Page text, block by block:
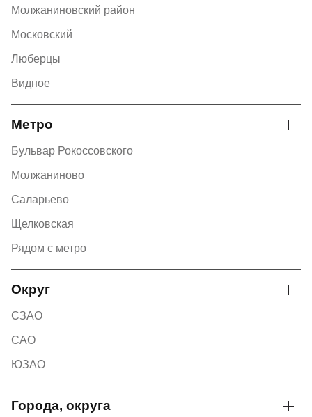
Молжаниновский район
Московский
Люберцы
Видное
Метро
Бульвар Рокоссовского
Молжаниново
Саларьево
Щелковская
Рядом с метро
Округ
СЗАО
САО
ЮЗАО
Города, округа